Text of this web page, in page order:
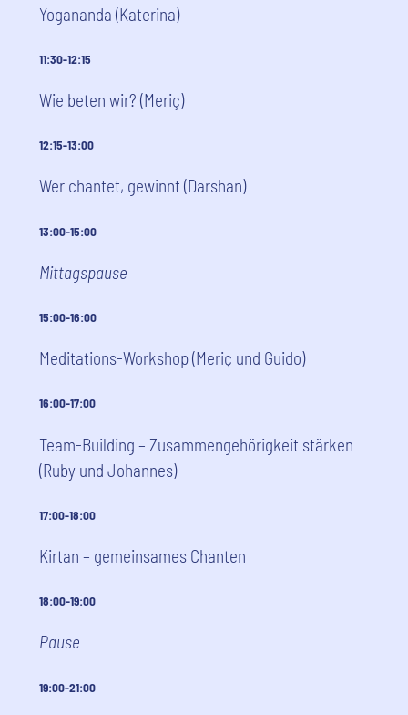
Yogananda (Katerina)
11:30-12:15
Wie beten wir? (Meriç)
12:15-13:00
Wer chantet, gewinnt (Darshan)
13:00-15:00
Mittagspause
15:00-16:00
Meditations-Workshop (Meriç und Guido)
16:00-17:00
Team-Building – Zusammengehörigkeit stärken
(Ruby und Johannes)
17:00-18:00
Kirtan – gemeinsames Chanten
18:00-19:00
Pause
19:00-21:00